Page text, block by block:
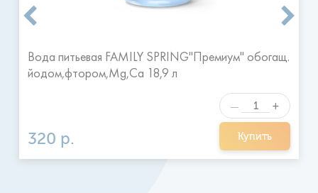
Вода питьевая FAMILY SPRING"Премиум" обогащ.
йодом,фтором,Mg,Ca 18,9 л
320 р. Купить
— +